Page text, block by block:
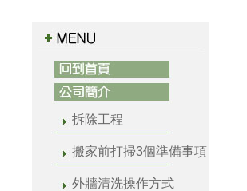
拆除工程
搬家前打掃3個準備事項
外牆清洗操作方式